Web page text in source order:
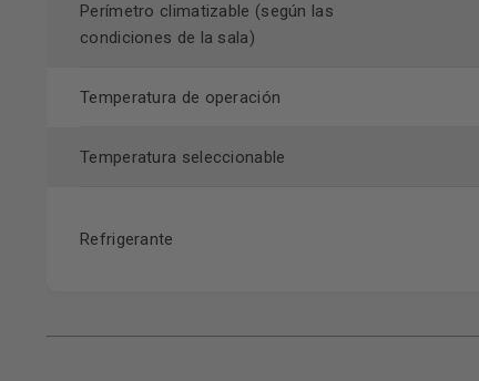
Perímetro climatizable (según las
condiciones de la sala)
Temperatura de operación
Temperatura seleccionable
Refrigerante